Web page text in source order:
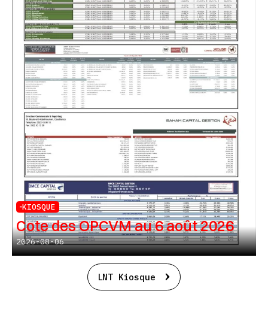
KIOSQUE
Cote des OPCVM au 6 août 2026
2026-08-06
LNT Kiosque